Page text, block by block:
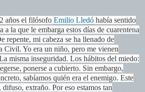
años el filósofo Emilio Lledó había sentido
a la que le embarga estos días de cuarentena
repente, mi cabeza se ha llenado de
Civil. Yo era un niño, pero me vienen
misma inseguridad. Los hábitos del miedo:
ponerse a cubierto. Sin embargo,
sabíamos quién era el enemigo. Este
extraño. Por eso estamos tan